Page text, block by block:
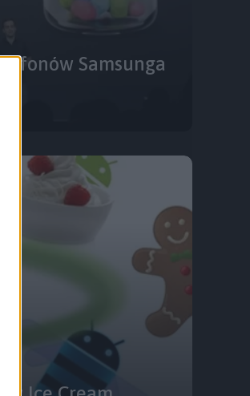
Samsunga